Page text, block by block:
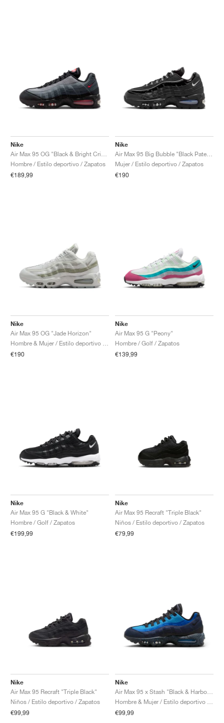
Nike
Hombre / Estilo deportivo / Zapatos
€189,99
Nike
Mujer / Estilo deportivo / Zapatos
€190
Nike
Air Max 95 OG "Jade Horizon"
€190
Nike
Air Max 95 G "Peony"
Hombre / Golf / Zapatos
€139,99
Nike
Air Max 95 G "Black & White"
Hombre / Golf / Zapatos
€199,99
Nike
Air Max 95 Recraft "Triple Black"
Niños / Estilo deportivo / Zapatos
€79,99
Nike
Air Max 95 Recraft "Triple Black"
Niños / Estilo deportivo / Zapatos
€99,99
Nike
€99,99